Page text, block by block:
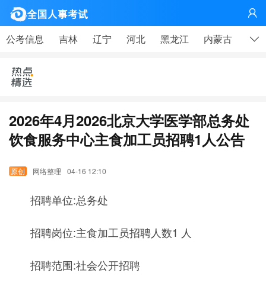

公考信息 吉林 辽宁 河北 黑龙江 内蒙古 山东
2026年4月2026北京大学医学部总务处
饮食服务中心主食加工员招聘1人公告
网络整理 04-16 12:10
招聘单位:总务处
招聘岗位:主食加工员招聘人数1 人
招聘范围:社会公开招聘